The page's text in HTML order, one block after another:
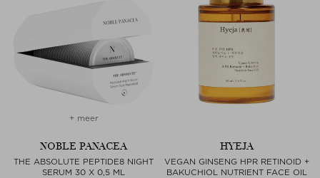
+ meer
NOBLE PANACEA
THE ABSOLUTE PEPTIDE8 NIGHT
SERUM 30 X 0,5 ML
HYEJA
VEGAN GINSENG HPR RETINOID +
BAKUCHIOL NUTRIENT FACE OIL